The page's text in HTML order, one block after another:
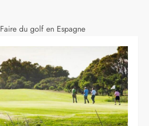
Faire du golf en Espagne